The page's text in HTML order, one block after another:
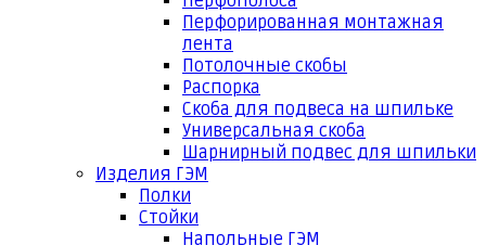
Перфорированная монтажная
лента
Потолочные скобы
Распорка
Скоба для подвеса на шпильке
Универсальная скоба
Шарнирный подвес для шпильки
Изделия ГЭМ
Полки
Стойки
Напольные ГЭМ